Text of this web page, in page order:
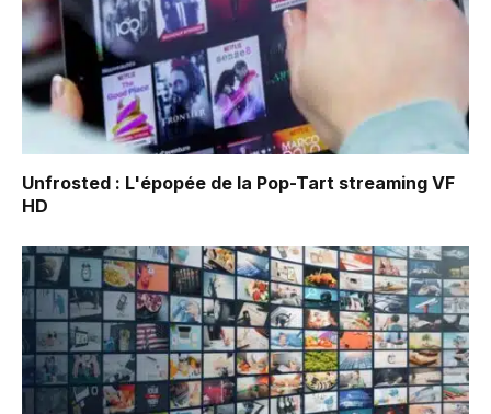
Unfrosted : L'épopée de la Pop-Tart streaming VF
HD